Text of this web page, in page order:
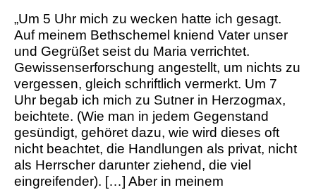
„Um 5 Uhr mich zu wecken hatte ich gesagt.
Auf meinem Bethschemel kniend Vater unser
und Gegrüßet seist du Maria verrichtet.
Gewissenserforschung angestellt, um nichts zu
vergessen, gleich schriftlich vermerkt. Um 7
Uhr begab ich mich zu Sutner in Herzogmax,
beichtete. (Wie man in jedem Gegenstand
gesündigt, gehöret dazu, wie wird dieses oft
nicht beachtet, die Handlungen als privat, nicht
als Herrscher ­darunter ziehend, die viel
eingreifender). […] Aber in meinem